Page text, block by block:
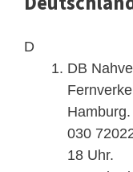
D
DB
030
18 Uhr.